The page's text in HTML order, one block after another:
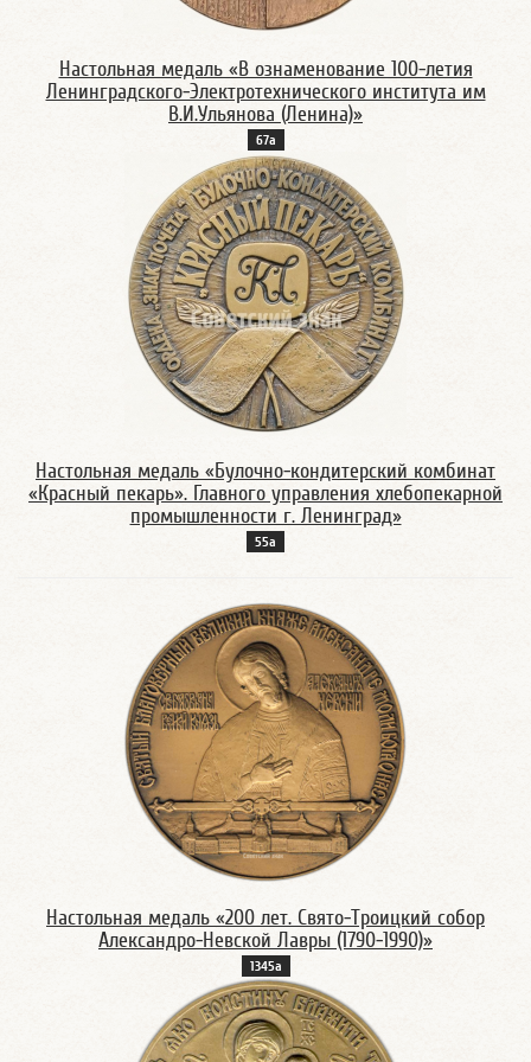
Настольная медаль «В ознаменование 100-летия
Ленинградского-Электротехнического института им
В.И.Ульянова (Ленина)»
67а
Настольная медаль «Булочно-кондитерский комбинат
«Красный пекарь». Главного управления хлебопекарной
промышленности г. Ленинград»
55а
Настольная медаль «200 лет. Свято-Троицкий собор
Александро-Невской Лавры (1790-1990)»
1345а